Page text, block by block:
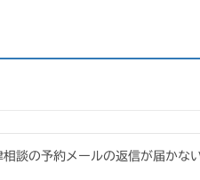
相談の予約メールの返信が届かな